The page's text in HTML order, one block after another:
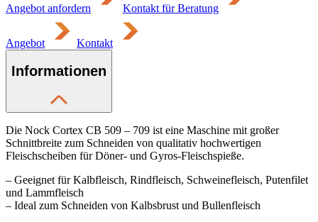
Angebot anfordern Kontakt für Beratung
Angebot Kontakt
Informationen
Die Nock Cortex CB 509 – 709 ist eine Maschine mit großer
Schnittbreite zum Schneiden von qualitativ hochwertigen
Fleischscheiben für Döner- und Gyros-Fleischspieße.
– Geeignet für Kalbfleisch, Rindfleisch, Schweinefleisch, Putenfilet
und Lammfleisch
– Ideal zum Schneiden von Kalbsbrust und Bullenfleisch